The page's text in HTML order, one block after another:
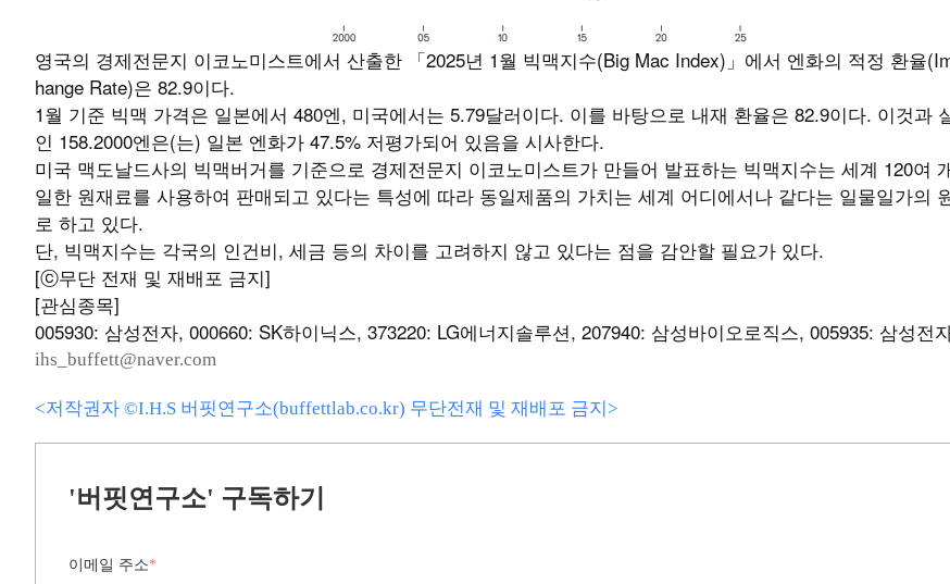
영국의 경제전문지 이코노미스트에서 산출한 「2025년 1월 빅맥지수(Big Mac Index)」에서 엔화의 적정 환율
hange Rate)은 82.9이다.
1월 기준 빅맥 가격은 일본에서 480엔, 미국에서는 5.79달러이다. 이를 바탕으로 내재 환율은 82.9이다. 이것과
인 158.2000엔은(는) 일본 엔화가 47.5% 저평가되어 있음을 시사한다.
미국 맥도날드사의 빅맥버거를 기준으로 경제전문지 이코노미스트가 만들어 발표하는 빅맥지수는 세계 120여
일한 원재료를 사용하여 판매되고 있다는 특성에 따라 동일제품의 가치는 세계 어디에서나 같다는 일물일가의
로 하고 있다.
단, 빅맥지수는 각국의 인건비, 세금 등의 차이를 고려하지 않고 있다는 점을 감안할 필요가 있다.
[ⓒ무단 전재 및 재배포 금지]
[관심종목]
005930: 삼성전자, 000660: SK하이닉스, 373220: LG에너지솔루션, 207940: 삼성바이오로직스, 005935: 삼성전
ihs_buffett@naver.com
<저작권자 ©I.H.S 버핏연구소(buffettlab.co.kr) 무단전재 및 재배포 금지>
'버핏연구소' 구독하기
이메일 주소*